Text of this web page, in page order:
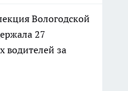
Вологодской
27
водителей за